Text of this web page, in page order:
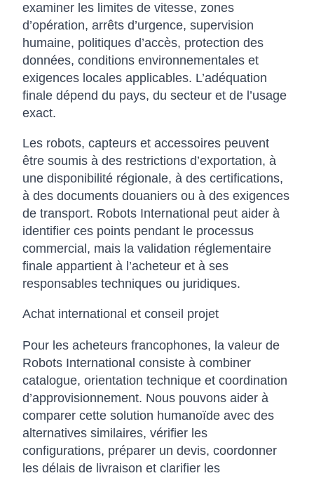
examiner les limites de vitesse, zones
d’opération, arrêts d’urgence, supervision
humaine, politiques d’accès, protection des
données, conditions environnementales et
exigences locales applicables. L’adéquation
finale dépend du pays, du secteur et de l’usage
exact.
Les robots, capteurs et accessoires peuvent
être soumis à des restrictions d’exportation, à
une disponibilité régionale, à des certifications,
à des documents douaniers ou à des exigences
de transport. Robots International peut aider à
identifier ces points pendant le processus
commercial, mais la validation réglementaire
finale appartient à l’acheteur et à ses
responsables techniques ou juridiques.
Achat international et conseil projet
Pour les acheteurs francophones, la valeur de
Robots International consiste à combiner
catalogue, orientation technique et coordination
d’approvisionnement. Nous pouvons aider à
comparer cette solution humanoïde avec des
alternatives similaires, vérifier les
configurations, préparer un devis, coordonner
les délais de livraison et clarifier les